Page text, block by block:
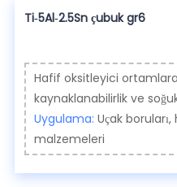
Ti-5Al-2.5Sn çubuk gr6
Hafif oksitleyici
kaynaklanabilirlik ve
Uygulama: Uçak
malzemeleri